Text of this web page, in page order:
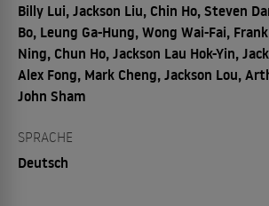
Billy Lui, Jackson Liu, Chin Ho, Steven
Bo, Leung Ga-Hung, Wong Wai-Fai,
Ning, Chun Ho, Jackson Lau Hok-Yin,
Alex Fong, Mark Cheng, Jackson Lou,
John Sham
SPRACHE
Deutsch